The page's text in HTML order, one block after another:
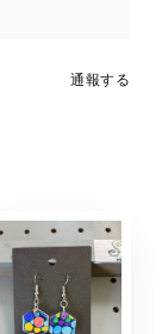
通報する